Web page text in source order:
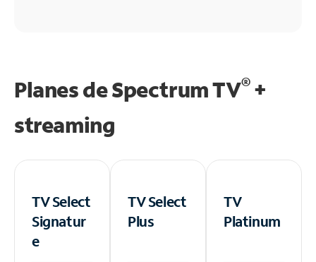
Planes de Spectrum TV®+
streaming
TV Select
Signatur
e
TV Select
Plus
TV
Platinum